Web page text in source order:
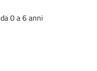
0 a 6 anni